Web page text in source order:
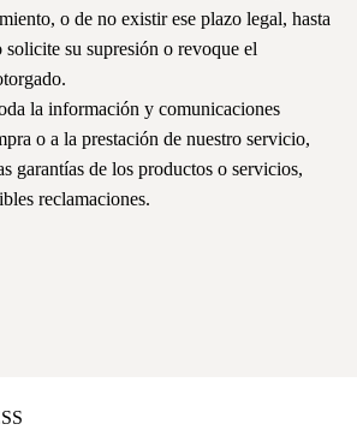
o de no existir ese plazo legal, hasta
solicite su supresión o revoque el
la información y comunicaciones
o a la prestación de nuestro servicio,
garantías de los productos o servicios,
reclamaciones.